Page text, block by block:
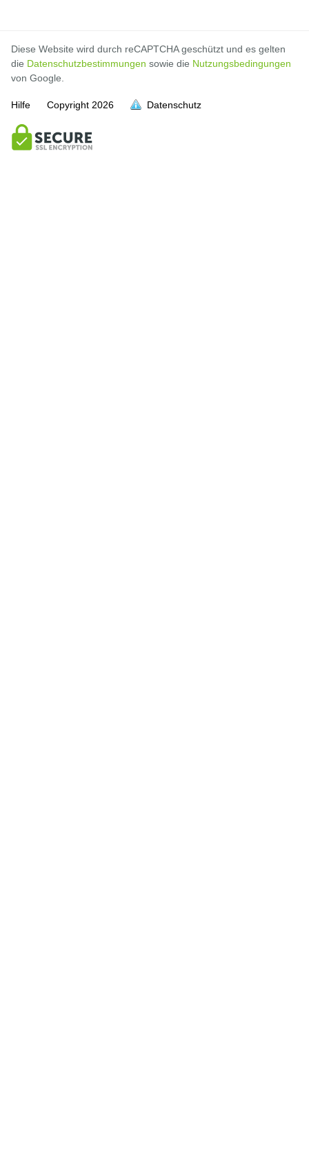
Diese Website wird durch reCAPTCHA geschützt und es gelten
die Datenschutzbestimmungen sowie die Nutzungsbedingungen
von Google.
Hilfe Copyright 2026 Datenschutz